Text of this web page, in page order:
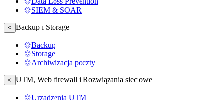
SIEM & SOAR
< Backup i Storage
Backup
Storage
Archiwizacja poczty
< UTM, Web firewall i Rozwiązania sieciowe
Urządzenia UTM